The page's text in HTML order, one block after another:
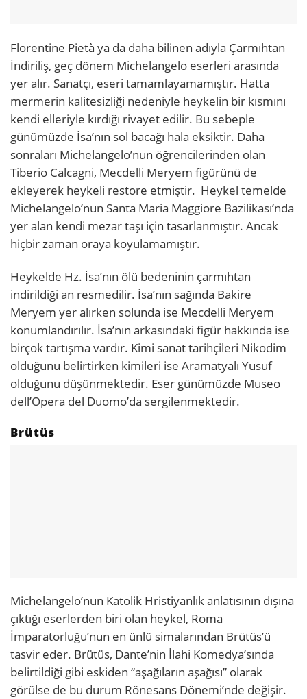
Florentine Pietà ya da daha bilinen adıyla Çarmıhtan
İndiriliş, geç dönem Michelangelo eserleri arasında
yer alır. Sanatçı, eseri tamamlayamamıştır. Hatta
mermerin kalitesizliği nedeniyle heykelin bir kısmını
kendi elleriyle kırdığı rivayet edilir. Bu sebeple
günümüzde İsa’nın sol bacağı hala eksiktir. Daha
sonraları Michelangelo’nun öğrencilerinden olan
Tiberio Calcagni, Mecdelli Meryem figürünü de
ekleyerek heykeli restore etmiştir. Heykel temelde
Michelangelo’nun Santa Maria Maggiore Bazilikası’nda
yer alan kendi mezar taşı için tasarlanmıştır. Ancak
hiçbir zaman oraya koyulamamıştır.
Heykelde Hz. İsa’nın ölü bedeninin çarmıhtan
indirildiği an resmedilir. İsa’nın sağında Bakire
Meryem yer alırken solunda ise Mecdelli Meryem
konumlandırılır. İsa’nın arkasındaki figür hakkında ise
birçok tartışma vardır. Kimi sanat tarihçileri Nikodim
olduğunu belirtirken kimileri ise Aramatyalı Yusuf
olduğunu düşünmektedir. Eser günümüzde Museo
dell’Opera del Duomo’da sergilenmektedir.
Brütüs
Michelangelo’nun Katolik Hristiyanlık anlatısının dışına
çıktığı eserlerden biri olan heykel, Roma
İmparatorluğu’nun en ünlü simalarından Brütüs’ü
tasvir eder. Brütüs, Dante’nin İlahi Komedya’sında
belirtildiği gibi eskiden “aşağıların aşağısı” olarak
görülse de bu durum Rönesans Dönemi’nde değişir.